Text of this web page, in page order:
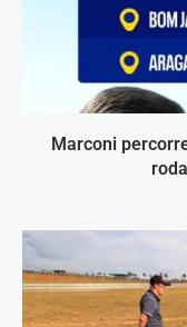
Marconi